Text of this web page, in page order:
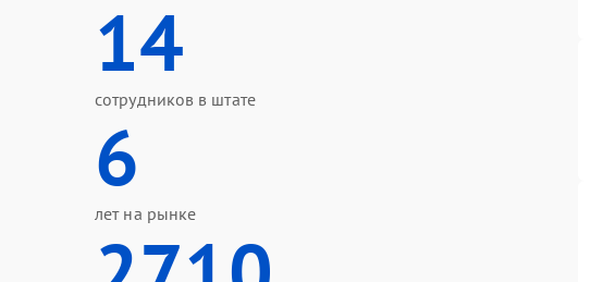
14
сотрудников в штате
6
лет на рынке